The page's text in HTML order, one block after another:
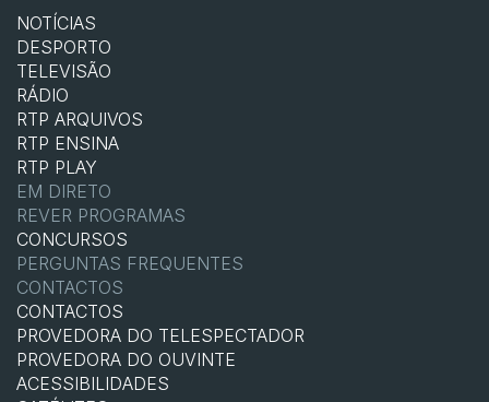
NOTÍCIAS
DESPORTO
TELEVISÃO
RÁDIO
RTP ARQUIVOS
RTP ENSINA
RTP PLAY
EM DIRETO
REVER PROGRAMAS
CONCURSOS
PERGUNTAS FREQUENTES
CONTACTOS
CONTACTOS
PROVEDORA DO TELESPECTADOR
PROVEDORA DO OUVINTE
ACESSIBILIDADES